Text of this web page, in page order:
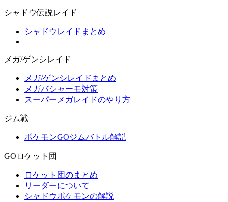
シャドウ伝説レイド
シャドウレイドまとめ
メガ/ゲンシレイド
メガ/ゲンシレイドまとめ
メガバシャーモ対策
スーパーメガレイドのやり方
ジム戦
ポケモンGOジムバトル解説
GOロケット団
ロケット団のまとめ
リーダーについて
シャドウポケモンの解説